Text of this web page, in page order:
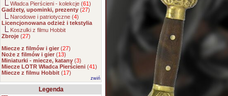
Władca Pierścieni - kolekcje (61)
Gadżety, upominki, prezenty (27)
Narodowe i patriotyczne (4)
Licencjonowana odzież i tekstylia
Koszulki z filmu Hobbit
Zbroje (27)
Miecze z filmów i gier (27)
Noże z filmów i gier (13)
Miniaturki - miecze, katany (3)
Miecze LOTR Władca Pierścieni (41)
Miecze z filmu Hobbit (17)
zwiń
Legenda